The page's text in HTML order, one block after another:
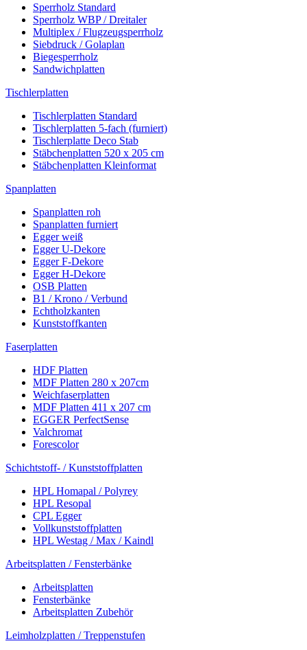
Sperrholz Standard
Sperrholz WBP / Dreitaler
Multiplex / Flugzeugsperrholz
Siebdruck / Golaplan
Biegesperrholz
Sandwichplatten
Tischlerplatten
Tischlerplatten Standard
Tischlerplatten 5-fach (furniert)
Tischlerplatte Deco Stab
Stäbchenplatten 520 x 205 cm
Stäbchenplatten Kleinformat
Spanplatten
Spanplatten roh
Spanplatten furniert
Egger weiß
Egger U-Dekore
Egger F-Dekore
Egger H-Dekore
OSB Platten
B1 / Krono / Verbund
Echtholzkanten
Kunststoffkanten
Faserplatten
HDF Platten
MDF Platten 280 x 207cm
Weichfaserplatten
MDF Platten 411 x 207 cm
EGGER PerfectSense
Valchromat
Forescolor
Schichtstoff- / Kunststoffplatten
HPL Homapal / Polyrey
HPL Resopal
CPL Egger
Vollkunststoffplatten
HPL Westag / Max / Kaindl
Arbeitsplatten / Fensterbänke
Arbeitsplatten
Fensterbänke
Arbeitsplatten Zubehör
Leimholzplatten / Treppenstufen